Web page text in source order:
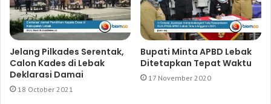
Jelang Pilkades Serentak,
Calon Kades di Lebak
Deklarasi Damai
18 October 2021
Bupati Minta APBD Lebak
Ditetapkan Tepat Waktu
17 November 2020